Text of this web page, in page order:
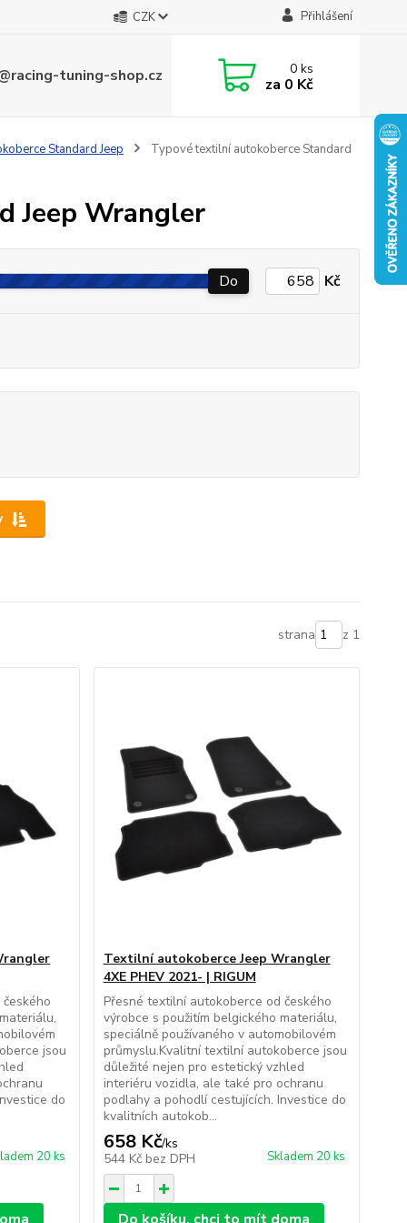
CZK Přihlášení
tuning-shop.cz 0ks
za 0 Kč
Standard Jeep
Typové textilní autokoberce Standard
Jeep Wrangler
Do Kč
strana z 1
jsou
do
20 ks
Textilní autokoberce Jeep Wrangler
4XE PHEV 2021- | RIGUM
Přesné textilní autokoberce od českého
výrobce s použitím belgického materiálu,
speciálně používaného v automobilovém
průmyslu.Kvalitní textilní autokoberce jsou
důležité nejen pro estetický vzhled
interiéru vozidla, ale také pro ochranu
podlahy a pohodlí cestujících. Investice do
kvalitních autokob...
658 Kč/ks
544 Kč bez DPH Skladem 20 ks